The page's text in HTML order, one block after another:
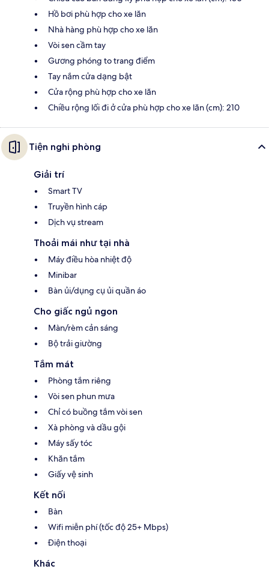
Hồ bơi phù hợp cho xe lăn
Nhà hàng phù hợp cho xe lăn
Vòi sen cầm tay
Gương phóng to trang điểm
Tay nắm cửa dạng bật
Cửa rộng phù hợp cho xe lăn
Chiều rộng lối đi ở cửa phù hợp cho xe lăn (cm): 210
Tiện nghi phòng
Giải trí
Smart TV
Truyền hình cáp
Dịch vụ stream
Thoải mái như tại nhà
Máy điều hòa nhiệt độ
Minibar
Bàn ủi/dụng cụ ủi quần áo
Cho giấc ngủ ngon
Màn/rèm cản sáng
Bộ trải giường
Tắm mát
Phòng tắm riêng
Vòi sen phun mưa
Chỉ có buồng tắm vòi sen
Xà phòng và dầu gội
Máy sấy tóc
Khăn tắm
Giấy vệ sinh
Kết nối
Bàn
Wifi miễn phí (tốc độ 25+ Mbps)
Điện thoại
Khác